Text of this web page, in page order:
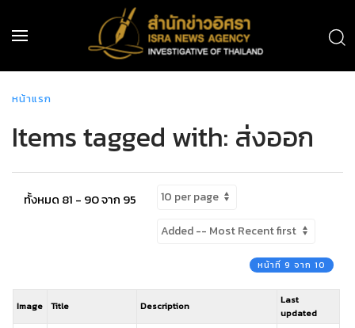
หน้าแรก
Items tagged with: ส่งออก
ทั้งหมด 81 - 90 จาก 95
หน้าที่ 9 จาก 10
Image Title Description
Last
updated